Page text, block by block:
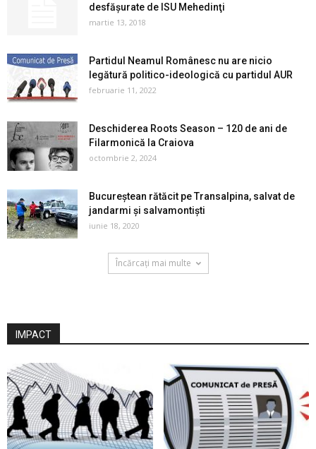
desfășurate de ISU Mehedinţi
martie 13, 2018
Partidul Neamul Românesc nu are nicio
legătură politico-ideologică cu partidul AUR
februarie 11, 2022
Deschiderea Roots Season – 120 de ani de
Filarmonică la Craiova
octombrie 2, 2024
Bucureștean rătăcit pe Transalpina, salvat de
jandarmi și salvamontiști
iunie 18, 2020
Încărcați mai multe
IMPACT